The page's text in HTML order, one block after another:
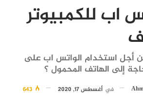
اب للكمبيوتر
أجل استخدام الواتس اب على
إلى الهاتف المحمول ؟
في أغسطس 17, 2020